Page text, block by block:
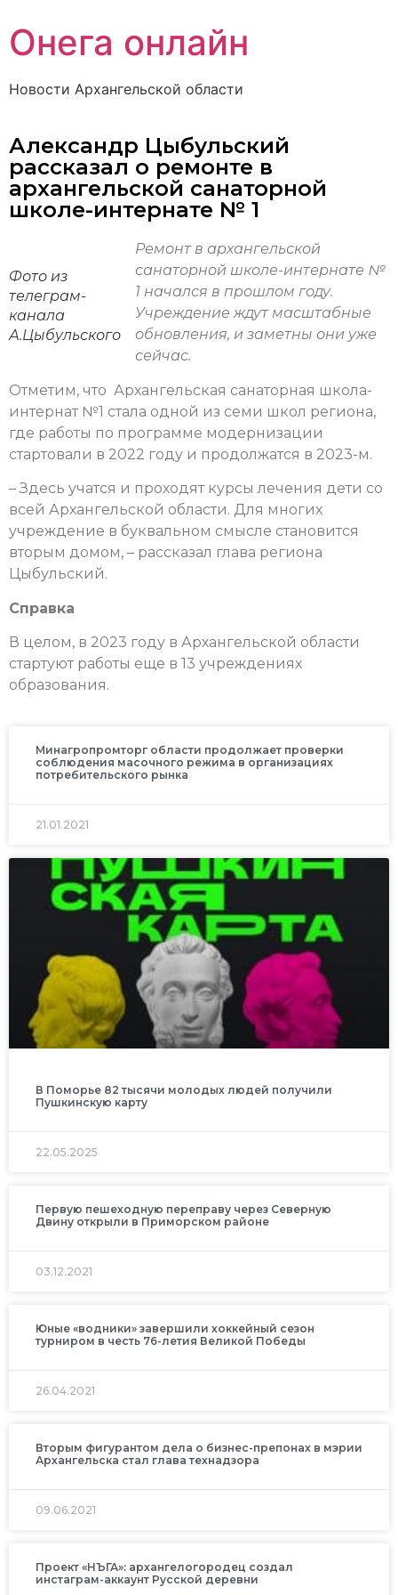
Онега онлайн
Новости Архангельской области
Александр Цыбульский
рассказал о ремонте в
архангельской санаторной
школе-интернате № 1
Фото из
телеграм-
канала
А.Цыбульского
Ремонт в архангельской
санаторной школе-интернате №
1 начался в прошлом году.
Учреждение ждут масштабные
обновления, и заметны они уже
сейчас.
Отметим, что Архангельская санаторная школа-
интернат №1 стала одной из семи школ региона,
где работы по программе модернизации
стартовали в 2022 году и продолжатся в 2023-м.
– Здесь учатся и проходят курсы лечения дети со
всей Архангельской области. Для многих
учреждение в буквальном смысле становится
вторым домом, – рассказал глава региона
Цыбульский.
Справка
В целом, в 2023 году в Архангельской области
стартуют работы еще в 13 учреждениях
образования.
Минагропромторг области продолжает проверки
соблюдения масочного режима в организациях
потребительского рынка
21.01.2021
В Поморье 82 тысячи молодых людей получили
Пушкинскую карту
22.05.2025
Первую пешеходную переправу через Северную
Двину открыли в Приморском районе
03.12.2021
Юные «водники» завершили хоккейный сезон
турниром в честь 76-летия Великой Победы
26.04.2021
Вторым фигурантом дела о бизнес-препонах в мэрии
Архангельска стал глава технадзора
09.06.2021
Проект «НЪГА»: архангелогородец создал
инстаграм-аккаунт Русской деревни